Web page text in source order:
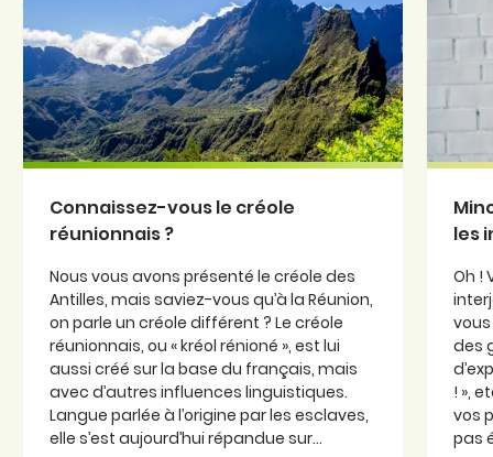
Connaissez-vous le créole
réunionnais ?
Nous vous avons présenté le créole des
Antilles, mais saviez-vous qu’à la Réunion,
on parle un créole différent ? Le créole
réunionnais, ou « kréol rénioné », est lui
aussi créé sur la base du français, mais
avec d’autres influences linguistiques.
Langue parlée à l’origine par les esclaves,
elle s’est aujourd’hui répandue sur...
les
Oh !
des
! »,
vos
pas